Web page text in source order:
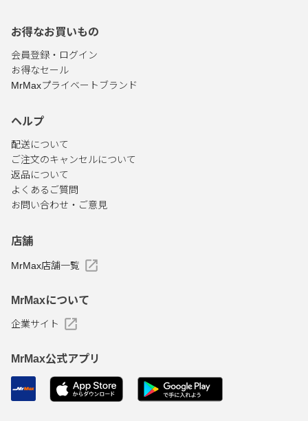
お得なお買いもの
会員登録・ログイン
お得なセール
MrMaxプライベートブランド
ヘルプ
配送について
ご注文のキャンセルについて
返品について
よくあるご質問
お問い合わせ・ご意見
店舗
MrMax店舗一覧
MrMaxについて
企業サイト
MrMax公式アプリ